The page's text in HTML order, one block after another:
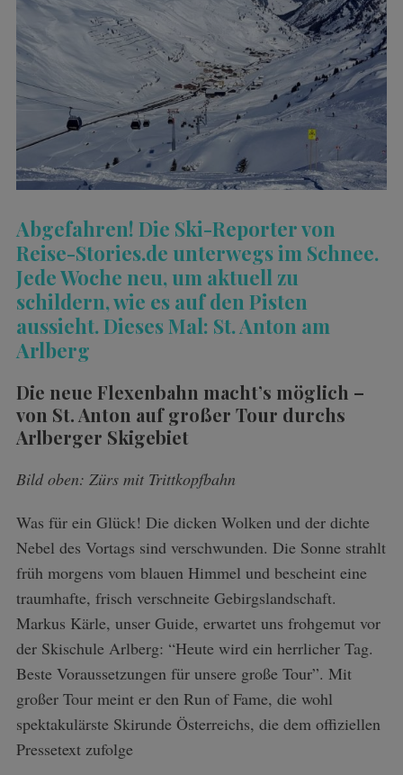
Abgefahren! Die Ski-Reporter von
Reise-Stories.de unterwegs im Schnee.
Jede Woche neu, um aktuell zu
schildern, wie es auf den Pisten
aussieht. Dieses Mal: St. Anton am
Arlberg
Die neue Flexenbahn macht’s möglich –
von St. Anton auf großer Tour durchs
Arlberger Skigebiet
Bild oben: Zürs mit Trittkopfbahn
Was für ein Glück! Die dicken Wolken und der dichte
Nebel des Vortags sind verschwunden. Die Sonne strahlt
früh morgens vom blauen Himmel und bescheint eine
traumhafte, frisch verschneite Gebirgslandschaft.
Markus Kärle, unser Guide, erwartet uns frohgemut vor
der Skischule Arlberg: “Heute wird ein herrlicher Tag.
Beste Voraussetzungen für unsere große Tour”. Mit
großer Tour meint er den Run of Fame, die wohl
spektakulärste Skirunde Österreichs, die dem offiziellen
Pressetext zufolge